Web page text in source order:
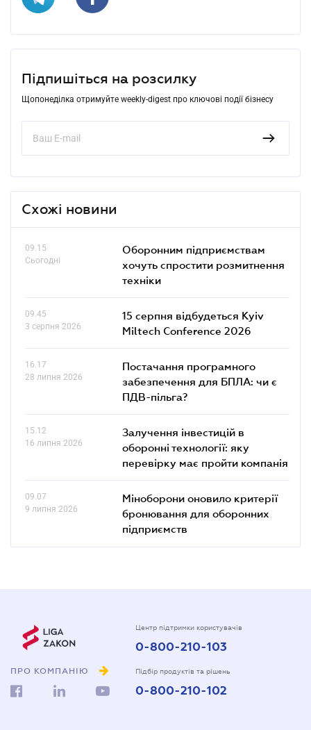
Підпишіться на розсилку
Щопонеділка отримуйте weekly-digest про ключові події бізнесу
Схожі новини
09.15
Сьогодні
Оборонним підприємствам
хочуть спростити розмитнення
техніки
09.45
3 серпня 2026
15 серпня відбудеться Kyiv
Miltech Conference 2026
16.17
28 липня 2026
Постачання програмного
забезпечення для БПЛА: чи є
ПДВ-пільга?
15.12
16 липня 2026
Залучення інвестицій в
оборонні технології: яку
перевірку має пройти компанія
09.07
9 липня 2026
Міноборони оновило критерії
бронювання для оборонних
підприємств
ПРО КОМПАНІЮ
Центр підтримки користувачів
0-800-210-103
Підбір продуктів та рішень
0-800-210-102